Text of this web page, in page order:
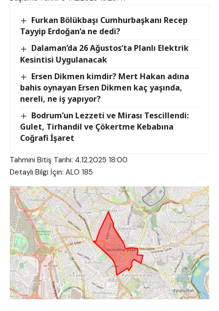
Furkan Bölükbaşı Cumhurbaşkanı Recep
Tayyip Erdoğan’a ne dedi?
Dalaman’da 26 Ağustos’ta Planlı Elektrik
Kesintisi Uygulanacak
Ersen Dikmen kimdir? Mert Hakan adına
bahis oynayan Ersen Dikmen kaç yaşında,
nereli, ne iş yapıyor?
Bodrum’un Lezzeti ve Mirası Tescillendi:
Gulet, Tirhandil ve Çökertme Kebabına
Coğrafi İşaret
Tahmini Bitiş Tarihi: 4.12.2025 18:00
Detaylı Bilgi İçin: ALO 185